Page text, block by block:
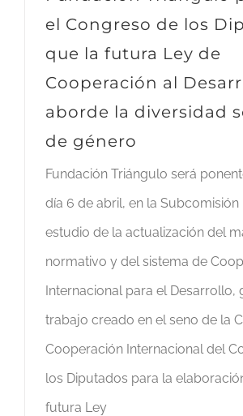
el Congreso de los
que la futura Ley de
Cooperación al
aborde la diversidad
de género
Fundación Triángulo será
día 6 de abril, en la Subcomisión
estudio de la actualización del
normativo y del sistema de
Internacional para el Desarrollo,
trabajo creado en el seno de la
Cooperación Internacional del
los Diputados para la
futura Ley